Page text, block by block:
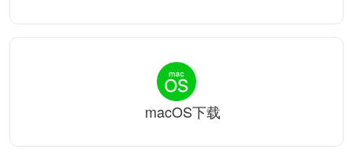
macOS下载